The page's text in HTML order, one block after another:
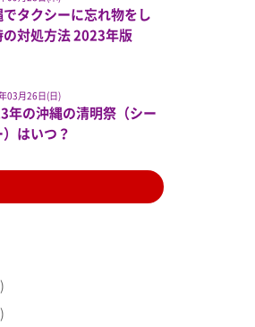
でタクシーに忘れ物をし
の対処方法 2023年版
03月26日(日)
年の沖縄の清明祭（シー
）はいつ？